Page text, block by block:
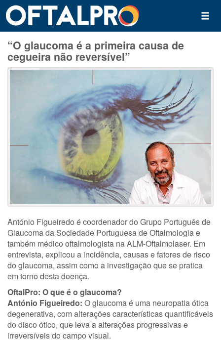
“O glaucoma é a primeira causa de
cegueira não reversível”
António Figueiredo é coordenador do Grupo Português de
Glaucoma da Sociedade Portuguesa de Oftalmologia e
também médico oftalmologista na ALM-Oftalmolaser. Em
entrevista, explicou a incidência, causas e fatores de risco
do glaucoma, assim como a investigação que se pratica
em torno desta doença.
OftalPro: O que é o glaucoma?
António Figueiredo: O glaucoma é uma neuropatia ótica
degenerativa, com alterações características quantificáveis
do disco ótico, que leva a alterações progressivas e
irreversíveis do campo visual.